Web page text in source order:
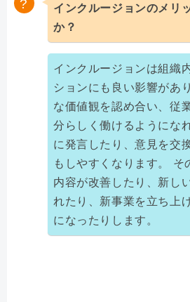
インクルージョンのメリ
か？
インクルージョンは組織
ションにも良い影響があ
な価値観を認め合い、従
分らしく働けるようにな
に発言したり、意見を交
もしやすくなります。 そ
内容が改善したり、新し
れたり、新事業を立ち上
になったりします。